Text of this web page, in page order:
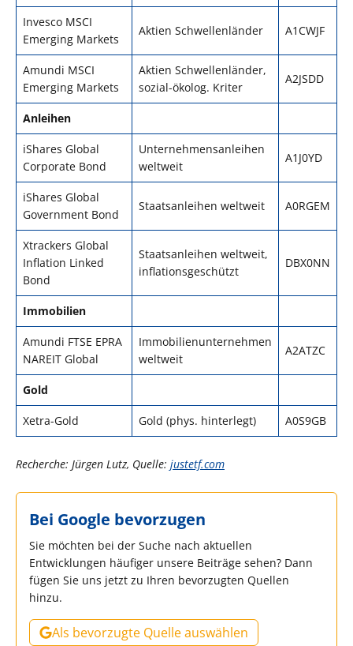
Invesco MSCI
Emerging Markets
Aktien Schwellenländer A1CWJF
Amundi MSCI
Emerging Markets
Aktien Schwellenländer,
sozial-ökolog. Kriter
A2JSDD
Anleihen
iShares Global
Corporate Bond
Unternehmensanleihen
weltweit
A1J0YD
iShares Global
Government Bond
Staatsanleihen weltweit A0RGEM
Xtrackers Global
Inflation Linked
Bond
Staatsanleihen weltweit,
inflationsgeschützt
DBX0NN
Immobilien
Amundi FTSE EPRA
NAREIT Global
Immobilienunternehmen
weltweit
A2ATZC
Gold
Xetra-Gold Gold (phys. hinterlegt) A0S9GB
Recherche: Jürgen Lutz, Quelle: justetf.com
Bei Google bevorzugen
Sie möchten bei der Suche nach aktuellen
Entwicklungen häufiger unsere Beiträge sehen? Dann
fügen Sie uns jetzt zu Ihren bevorzugten Quellen
hinzu.
Als bevorzugte Quelle auswählen